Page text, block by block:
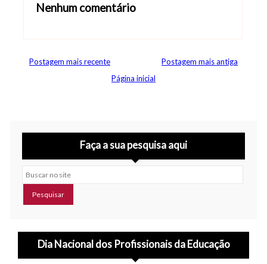
Nenhum comentário
Postagem mais recente
Postagem mais antiga
Página inicial
Faça a sua pesquisa aqui
Buscar no site
Dia Nacional dos Profissionais da Educação